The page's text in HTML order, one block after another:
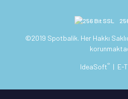
©2019 Spotbalik. Her Hakkı
IdeaSoft® | E-